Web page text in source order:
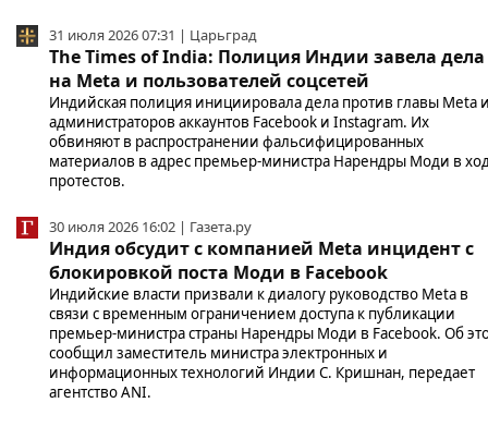
31 июля 2026 07:31 | Царьград
The Times of India: Полиция Индии завела дела
на Meta и пользователей соцсетей
Индийская полиция инициировала дела против главы Meta
администраторов аккаунтов Facebook и Instagram. Их
обвиняют в распространении фальсифицированных
материалов в адрес премьер-министра Нарендры Моди в
протестов.
30 июля 2026 16:02 | Газета.ру
Индия обсудит с компанией Meta инцидент с
блокировкой поста Моди в Facebook
Индийские власти призвали к диалогу руководство Meta в
связи с временным ограничением доступа к публикации
премьер-министра страны Нарендры Моди в Facebook. Об
сообщил заместитель министра электронных и
информационных технологий Индии С. Кришнан, передает
агентство ANI.